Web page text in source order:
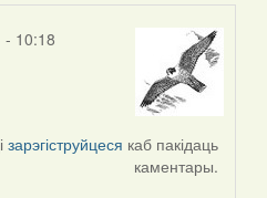
10:18
зарэгіструйцеся каб пакідаць
каментары.